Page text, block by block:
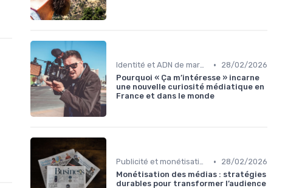
Identité et ADN de marque •
28/02/2026
Pourquoi « Ça m’intéresse » incarne
une nouvelle curiosité médiatique en
France et dans le monde
Publicité et monétisation •
28/02/2026
Monétisation des médias : stratégies
durables pour transformer l’audience